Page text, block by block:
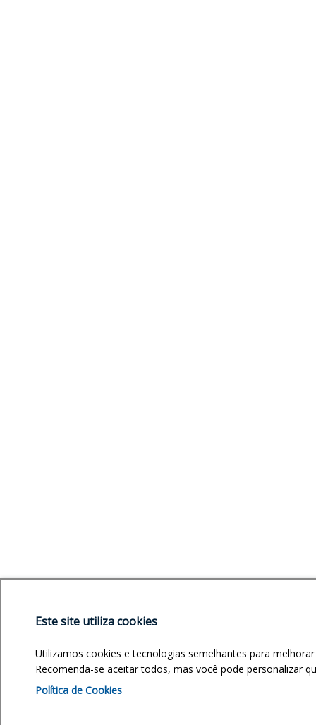
Este site utiliza cookies
Utilizamos cookies e tecnologias semelhantes para
Recomenda-se aceitar todos, mas você pode personalizar
Política de Cookies